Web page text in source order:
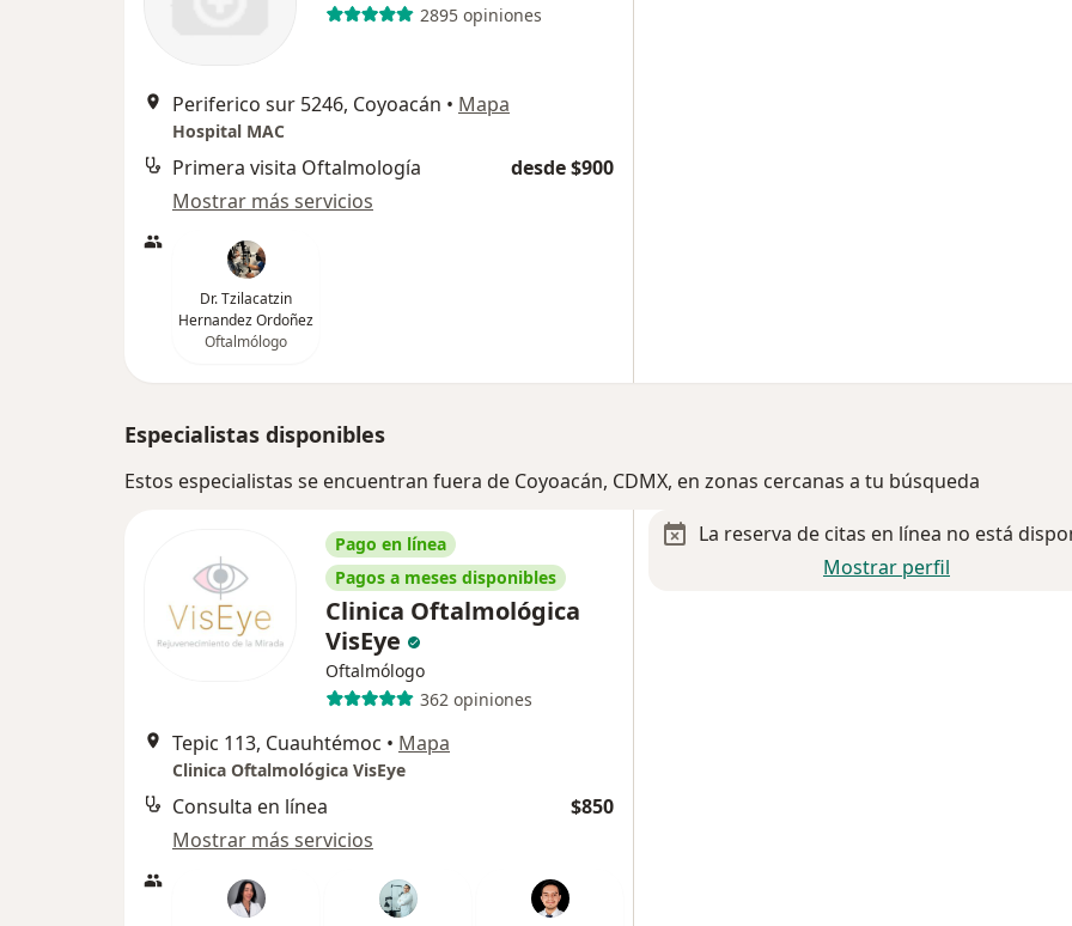
2895 opiniones
Periferico sur 5246, Coyoacán • Mapa
Hospital MAC
Primera visita Oftalmología
desde $900
Mostrar más servicios
Dr. Tzilacatzin
Hernandez Ordoñez
Oftalmólogo
Especialistas disponibles
Estos especialistas se encuentran fuera de Coyoacán, CDMX, en zonas cercanas a tu búsqueda
Pago en línea
Pagos a meses disponibles
Clinica Oftalmológica
VisEye
Oftalmólogo
362 opiniones
Tepic 113, Cuauhtémoc • Mapa
Clinica Oftalmológica VisEye
Consulta en línea
$850
Mostrar más servicios
La reserva de citas en línea no está
Mostrar perfil